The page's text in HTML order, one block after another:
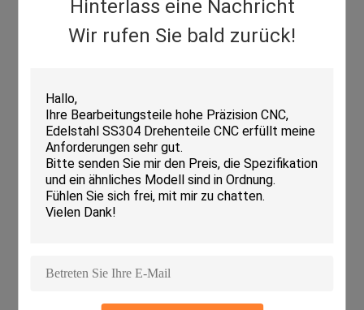
Hinterlass eine Nachricht
Wir rufen Sie bald zurück!